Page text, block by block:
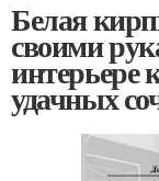
Белая
своими
интерьере
удачных